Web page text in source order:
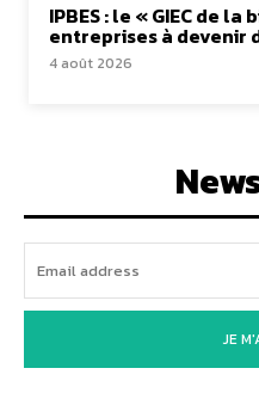
IPBES : le « GIEC de
entreprises à devenir
4 août 2026
JE